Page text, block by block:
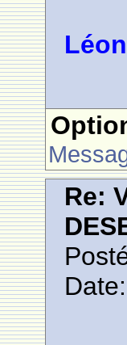
Léon
Re: